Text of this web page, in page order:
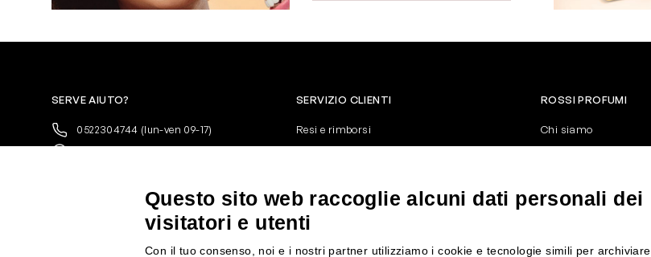
SERVE AIUTO?
0522304744 (lun-ven 09-17)
+39 3346440838
SERVIZIO CLIENTI
Resi e rimborsi
Pagamenti
Condizioni generali di vendita
Privacy Policy
Cookies
ROSSI PROFUMI
Chi siamo
Contattaci
Attiva la Rossi Card
Lavora con noi
10% di Sconto sul primo ordine! *
Iscriviti alla newsletter e rimani
Questo sito web raccoglie alcuni dati personali dei
visitatori e utenti
Con il tuo consenso, noi e i nostri partner utilizziamo i cookie e tecnologie simili per archiviare,